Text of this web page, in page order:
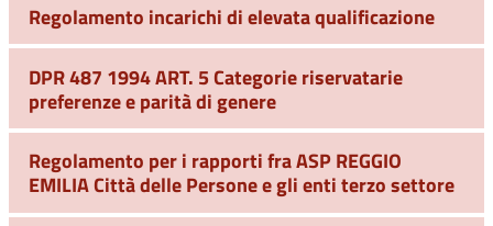
Regolamento incarichi di elevata qualificazione
DPR 487 1994 ART. 5 Categorie riservatarie
preferenze e parità di genere
Regolamento per i rapporti fra ASP REGGIO
EMILIA Città delle Persone e gli enti terzo settore